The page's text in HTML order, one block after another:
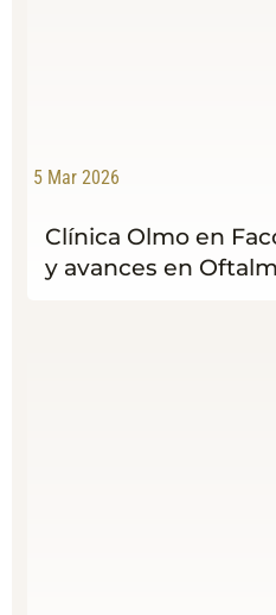
5 Mar 2026
Clínica Olmo en
y avances en